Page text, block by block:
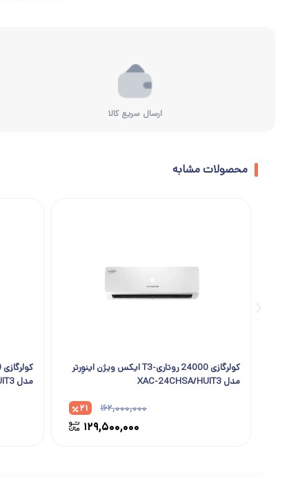
ارسال سریع کالا
محصولات مشابه
کولرگازی 24000 روتاری-T3 ایکس ویژن اینوِرتر
مدل XAC-24CHSA/HUIT3
۱۶۲,۰۰۰,۰۰۰
۱۲۹,۵۰۰,۰۰۰
۲۱
مدل XAC-12CHSA/HUIT3